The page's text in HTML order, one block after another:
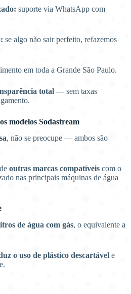
suporte via WhatsApp com
se algo não sair perfeito, refazemos
em toda a Grande São Paulo.
total — sem taxas
modelos Sodastream
, não se preocupe — ambos são
outras marcas compatíveis com o
nas principais máquinas de água
de água com gás, o equivalente a
o uso de plástico descartável e